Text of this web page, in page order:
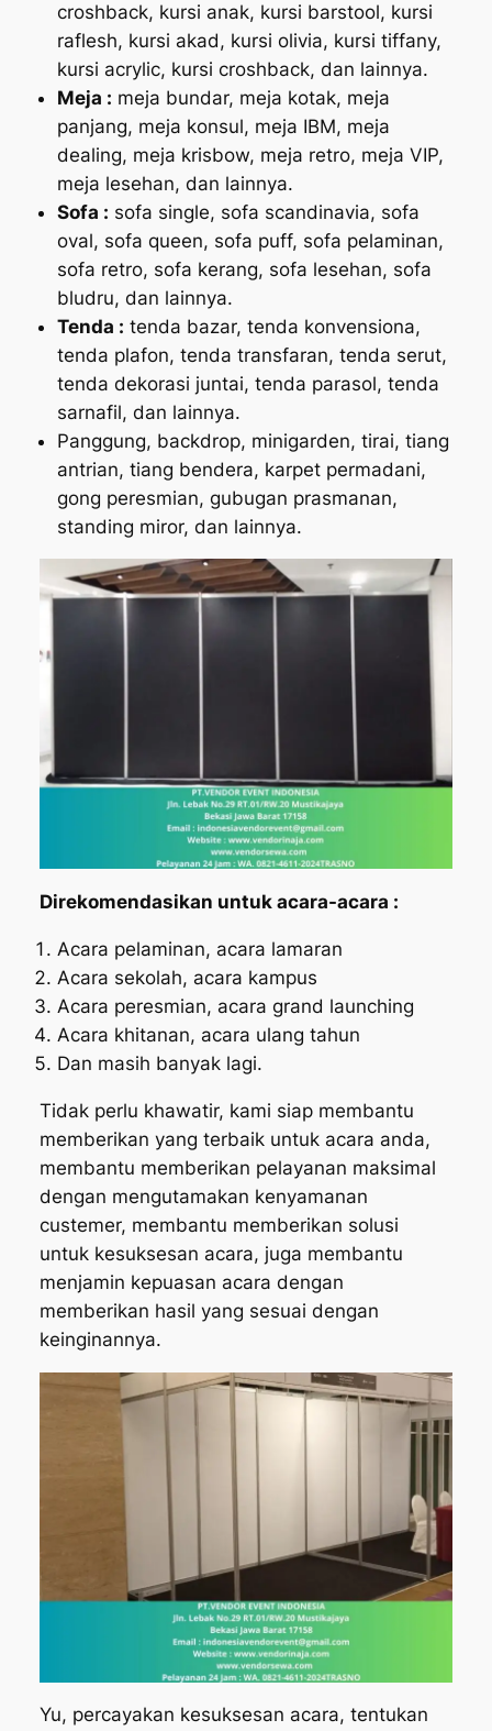
croshback, kursi anak, kursi barstool, kursi
raflesh, kursi akad, kursi olivia, kursi tiffany,
kursi acrylic, kursi croshback, dan lainnya.
Meja : meja bundar, meja kotak, meja
panjang, meja konsul, meja IBM, meja
dealing, meja krisbow, meja retro, meja VIP,
meja lesehan, dan lainnya.
Sofa : sofa single, sofa scandinavia, sofa
oval, sofa queen, sofa puff, sofa pelaminan,
sofa retro, sofa kerang, sofa lesehan, sofa
bludru, dan lainnya.
Tenda : tenda bazar, tenda konvensiona,
tenda plafon, tenda transfaran, tenda serut,
tenda dekorasi juntai, tenda parasol, tenda
sarnafil, dan lainnya.
Panggung, backdrop, minigarden, tirai, tiang
antrian, tiang bendera, karpet permadani,
gong peresmian, gubugan prasmanan,
standing miror, dan lainnya.
Direkomendasikan untuk acara-acara :
Acara pelaminan, acara lamaran
Acara sekolah, acara kampus
Acara peresmian, acara grand launching
Acara khitanan, acara ulang tahun
Dan masih banyak lagi.
Tidak perlu khawatir, kami siap membantu
memberikan yang terbaik untuk acara anda,
membantu memberikan pelayanan maksimal
dengan mengutamakan kenyamanan
custemer, membantu memberikan solusi
untuk kesuksesan acara, juga membantu
menjamin kepuasan acara dengan
memberikan hasil yang sesuai dengan
keinginannya.
Yu, percayakan kesuksesan acara, tentukan